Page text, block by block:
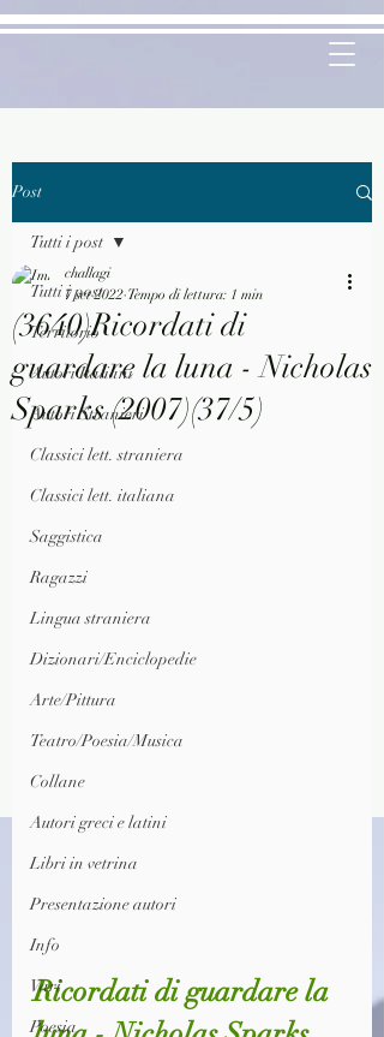
Post
Tutti i post
Territorio
Autori Italiani
Autori Stranieri
Classici lett. straniera
Classici lett. italiana
Saggistica
Ragazzi
Lingua straniera
Dizionari/Enciclopedie
Arte/Pittura
Teatro/Poesia/Musica
Collane
Autori greci e latini
Libri in vetrina
Presentazione autori
Info
Vari
Poesia
Tutti i post
(3640)Ricordati di
guardare la luna - Nicholas
Sparks (2007)(37/5)
challagi
7 set 2022 Tempo di lettura: 1 min
Ricordati di guardare la